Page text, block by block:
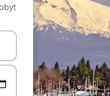
nich za pomocą klawiszy